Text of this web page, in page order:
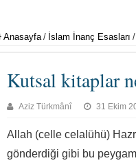
Anasayfa / İslam İnanç Esasları /
Kutsal kitaplar
Aziz Türkmânî 31 Ekim
Allah (celle celalühü)
gönderdiği gibi bu